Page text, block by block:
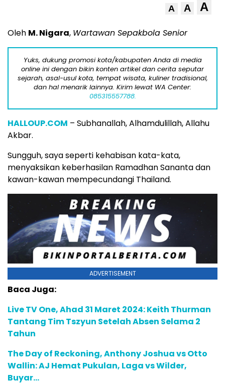
A A A
Oleh M. Nigara, Wartawan Sepakbola Senior
Yuks, dukung promosi kota/kabupaten Anda di media
online ini dengan bikin konten artikel dan cerita seputar
sejarah, asal-usul kota, tempat wisata, kuliner tradisional,
dan hal menarik lainnya. Kirim lewat WA Center:
085315557788.
HALLOUP.COM – Subhanallah, Alhamdulillah, Allahu
Akbar.
Sungguh, saya seperti kehabisan kata-kata,
menyaksikan keberhasilan Ramadhan Sananta dan
kawan-kawan mempecundangi Thailand.
ADVERTISEMENT
Baca Juga:
Live TV One, Ahad 31 Maret 2024: Keith Thurman
Tantang Tim Tszyun Setelah Absen Selama 2
Tahun
The Day of Reckoning, Anthony Joshua vs Otto
Wallin: AJ Hemat Pukulan, Laga vs Wilder,
Buyar…